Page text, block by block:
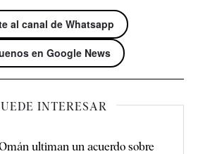
al canal de Whatsapp
en Google News
INTERESAR
ultiman un acuerdo sobre